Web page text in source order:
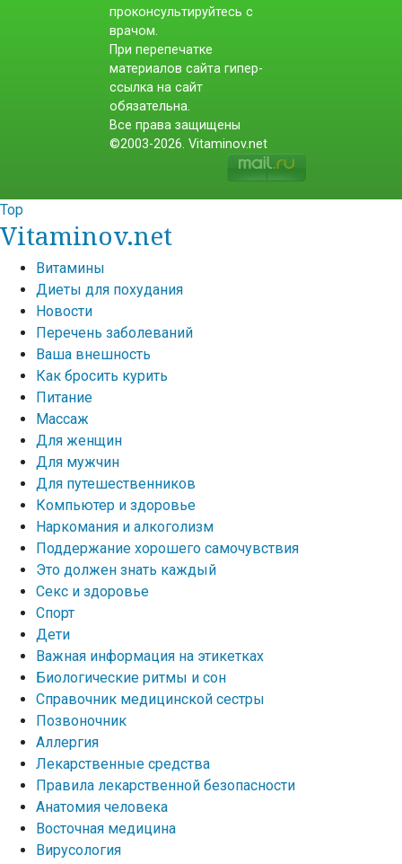
проконсультируйтесь с
врачом.
При перепечатке
материалов сайта гипер-
ссылка на сайт
обязательна.
Все права защищены
©2003-2026. Vitaminov.net
Top
Vitaminov.net
Витамины
Диеты для похудания
Новости
Перечень заболеваний
Ваша внешность
Как бросить курить
Питание
Массаж
Для женщин
Для мужчин
Для путешественников
Компьютер и здоровье
Наркомания и алкоголизм
Поддержание хорошего самочувствия
Это должен знать каждый
Секс и здоровье
Спорт
Дети
Важная информация на этикетках
Биологические ритмы и сон
Справочник медицинской сестры
Позвоночник
Аллергия
Лекарственные средства
Правила лекарственной безопасности
Aнатомия человека
Восточная медицина
Вирусология